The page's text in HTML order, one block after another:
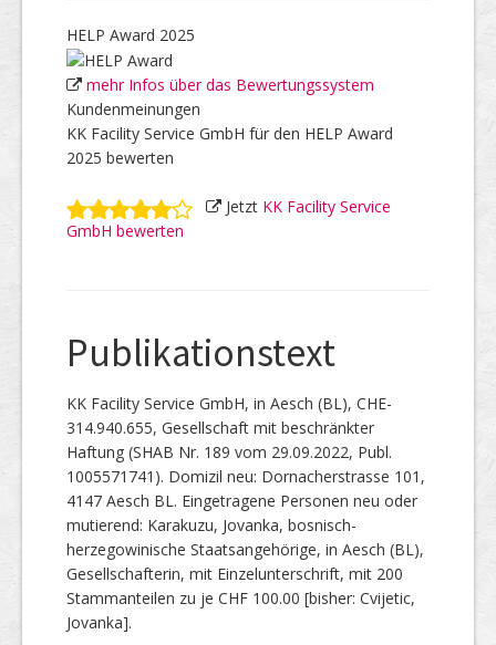
HELP Award 2025
mehr Infos über das Bewertungssystem
Kundenmeinungen
KK Facility Service GmbH für den HELP Award
2025 bewerten
Jetzt KK Facility Service
GmbH bewerten
Publikationstext
KK Facility Service GmbH, in Aesch (BL), CHE-
314.940.655, Gesellschaft mit beschränkter
Haftung (SHAB Nr. 189 vom 29.09.2022, Publ.
1005571741). Domizil neu: Dornacherstrasse 101,
4147 Aesch BL. Eingetragene Personen neu oder
mutierend: Karakuzu, Jovanka, bosnisch-
herzegowinische Staatsangehörige, in Aesch (BL),
Gesellschafterin, mit Einzelunterschrift, mit 200
Stammanteilen zu je CHF 100.00 [bisher: Cvijetic,
Jovanka].